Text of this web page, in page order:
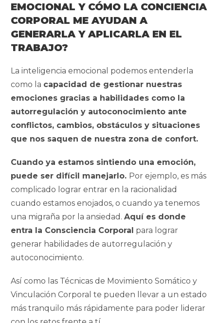
EMOCIONAL Y CÓMO LA CONCIENCIA
CORPORAL ME AYUDAN A
GENERARLA Y APLICARLA EN EL
TRABAJO?
La inteligencia emocional podemos entenderla
como la capacidad de gestionar nuestras
emociones gracias a habilidades como la
autorregulación y autoconocimiento ante
conflictos, cambios, obstáculos y situaciones
que nos saquen de nuestra zona de confort.
Cuando ya estamos sintiendo una emoción,
puede ser difícil manejarlo. Por ejemplo, es más
complicado lograr entrar en la racionalidad
cuando estamos enojados, o cuando ya tenemos
una migraña por la ansiedad.Aquí es donde
entra la Consciencia Corporal para lograr
generar habilidades de autorregulación y
autoconocimiento.
Así como las Técnicas de Movimiento Somático y
Vinculación Corporalte pueden llevar a un estado
más tranquilo más rápidamente para poder liderar